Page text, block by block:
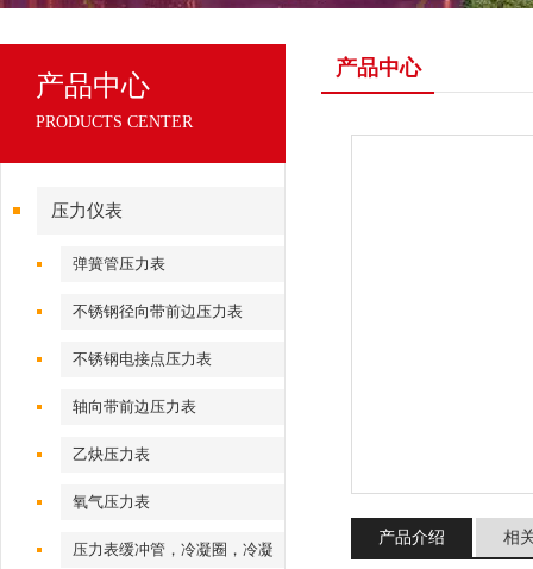
产品中心
PRODUCTS CENTER
压力仪表
弹簧管压力表
不锈钢径向带前边压力表
不锈钢电接点压力表
轴向带前边压力表
乙炔压力表
氧气压力表
压力表缓冲管，冷凝圈，冷凝
产品中心
产品介绍 相